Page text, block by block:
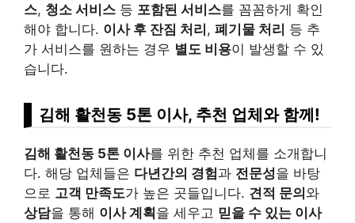
스, 청소 서비스 등 포함된 서비스를 꼼꼼하게 확인
해야 합니다. 이사 후 잔짐 처리, 폐기물 처리 등 추
가 서비스를 원하는 경우 별도 비용이 발생할 수 있
습니다.
김해 활천동 5톤 이사, 추천 업체와 함께!
김해 활천동 5톤 이사를 위한 추천 업체를 소개합니
다. 해당 업체들은 다년간의 경험과 전문성을 바탕
으로 고객 만족도가 높은 곳들입니다. 견적 문의와
상담을 통해 이사 계획을 세우고 믿을 수 있는 이사